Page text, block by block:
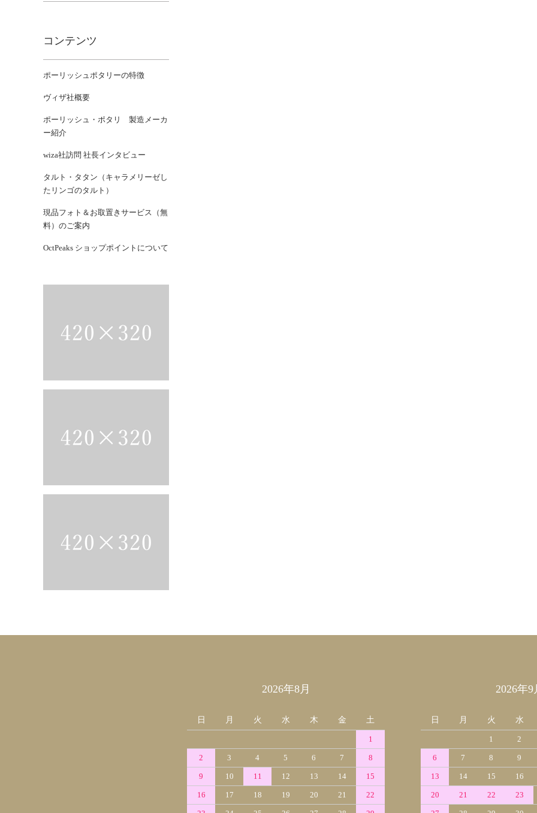
コンテンツ
ポーリッシュポタリーの特徴
ヴィザ社概要
ポーリッシュ・ポタリ 製造メーカ
ー紹介
wiza社訪問 社長インタビュー
タルト・タタン（キャラメリーゼし
たリンゴのタルト）
現品フォト＆お取置きサービス（無
料）のご案内
OctPeaks ショップポイントについて
2026年8月
日 月 火 水 木 金 土
1
2 3 4 5 6 7 8
9 10 11 12 13 14 15
16 17 18 19 20 21 22
2026年9
日 月 火 水
1 2
6 7 8 9
13 14 15 16
20 21 22 23